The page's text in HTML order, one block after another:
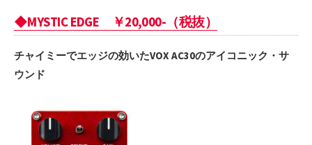
◆MYSTIC EDGE ￥20,000-（税抜）
チャイミーでエッジの効いたVOX AC30のアイコニック・サ
ウンド